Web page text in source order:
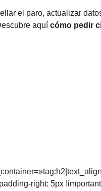
el paro, actualizar
aquí cómo pedir
right: 5px